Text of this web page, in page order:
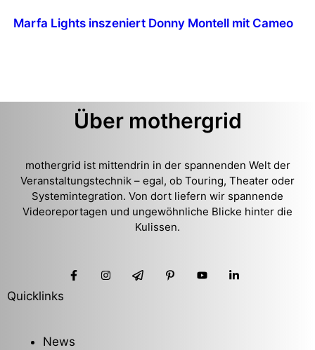
Marfa Lights inszeniert Donny Montell mit Cameo
Über mothergrid
mothergrid ist mittendrin in der spannenden Welt der
Veranstaltungstechnik – egal, ob Touring, Theater oder
Systemintegration. Von dort liefern wir spannende
Videoreportagen und ungewöhnliche Blicke hinter die
Kulissen.
Quicklinks
News